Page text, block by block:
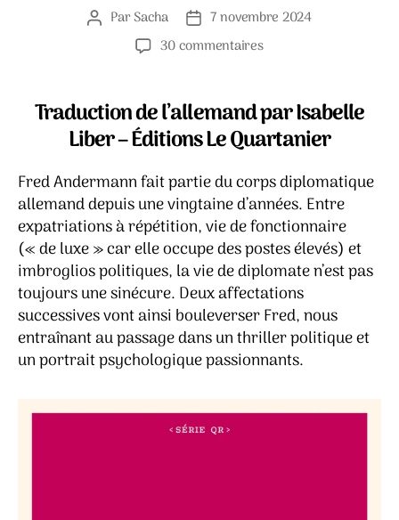
Auteur
l’article
ParSacha
Date
de
l’article
7 novembre 2024
30 commentairessur
–
Lucy
Fricke
Traduction de l’allemand par Isabelle
Liber – Éditions Le Quartanier
Fred Andermann fait partie du corps diplomatique
allemand depuis une vingtaine d’années. Entre
expatriations à répétition, vie de fonctionnaire
(« de luxe » car elle occupe des postes élevés) et
imbroglios politiques, la vie de diplomate n’est pas
toujours une sinécure. Deux affectations
successives vont ainsi bouleverser Fred, nous
entraînant au passage dans un thriller politique et
un portrait psychologique passionnants.